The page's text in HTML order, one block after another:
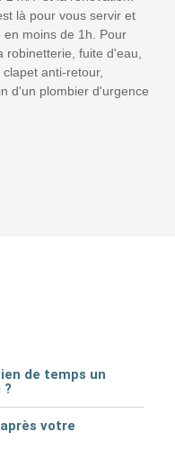
là pour vous servir et
moins de 1h. Pour
robinetterie, fuite d'eau,
anti-retour,
d'un plombier d'urgence
de temps un
?
votre